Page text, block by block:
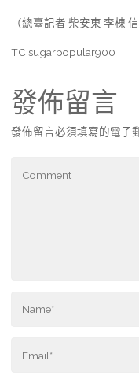
（總臺記者 柴安東 李棟
TC:sugarpopular900
發佈留言
發佈留言必須填寫的電子